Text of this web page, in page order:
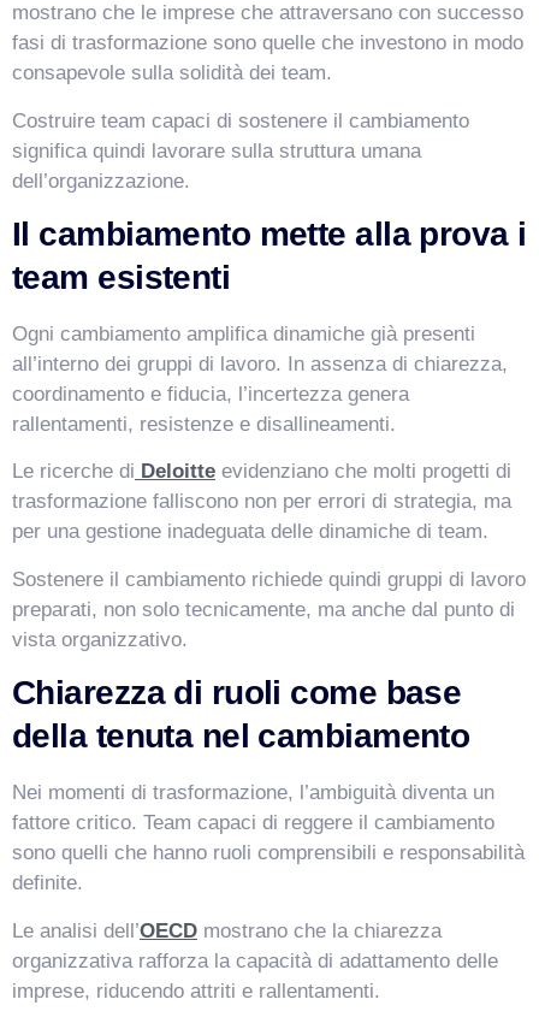
mostrano che le imprese che attraversano con successo
fasi di trasformazione sono quelle che investono in modo
consapevole sulla solidità dei team.
Costruire team capaci di sostenere il cambiamento
significa quindi lavorare sulla struttura umana
dell’organizzazione.
Il cambiamento mette alla prova i
team esistenti
Ogni cambiamento amplifica dinamiche già presenti
all’interno dei gruppi di lavoro. In assenza di chiarezza,
coordinamento e fiducia, l’incertezza genera
rallentamenti, resistenze e disallineamenti.
Le ricerche di Deloitte evidenziano che molti progetti di
trasformazione falliscono non per errori di strategia, ma
per una gestione inadeguata delle dinamiche di team.
Sostenere il cambiamento richiede quindi gruppi di lavoro
preparati, non solo tecnicamente, ma anche dal punto di
vista organizzativo.
Chiarezza di ruoli come base
della tenuta nel cambiamento
Nei momenti di trasformazione, l’ambiguità diventa un
fattore critico. Team capaci di reggere il cambiamento
sono quelli che hanno ruoli comprensibili e responsabilità
definite.
Le analisi dell’OECD mostrano che la chiarezza
organizzativa rafforza la capacità di adattamento delle
imprese, riducendo attriti e rallentamenti.
VismarChat AI Agent
Salve! Sono VismarChat, l'agente AI di Vismarcorp. In
cosa possiamo esserti utile?